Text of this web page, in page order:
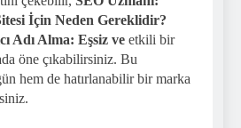
İçin Neden Gereklidir?
Adı Alma: Eşsiz ve etkili bir
öne çıkabilirsiniz. Bu
hem de hatırlanabilir bir marka